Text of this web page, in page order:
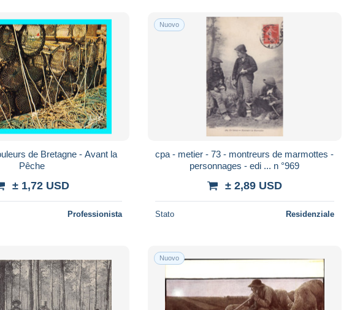
de Bretagne - Avant la
Pêche
± 1,72 USD
Professionista
Nuovo
cpa - metier - 73 - montreurs de marmottes -
personnages - edi ... n °969
± 2,89 USD
Stato Residenziale
Nuovo